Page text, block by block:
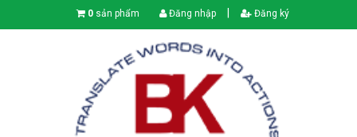
0 sản phẩm Đăng nhập Đăng ký